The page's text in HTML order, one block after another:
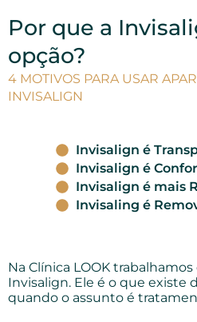
Por que a
opção?
4 MOTIVOS PARA USAR
INVISALIGN
Invisalign é
Invisalign é
Invisalign é mais
Invisaling é
Na Clínica LOOK
Invisalign. Ele é o que existe
quando o assunto é